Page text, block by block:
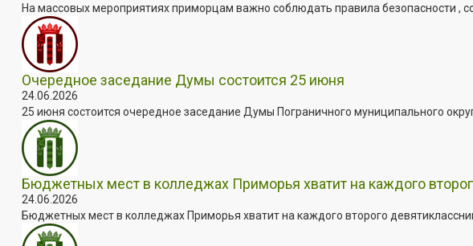
На массовых мероприятиях приморцам важно соблюдать правила безопасности
Очередное заседание Думы состоится 25 июня
24.06.2026
25 июня состоится очередное заседание Думы Пограничного муниципального
Бюджетных мест в колледжах Приморья хватит на каждого
24.06.2026
Бюджетных мест в колледжах Приморья хватит на каждого второго